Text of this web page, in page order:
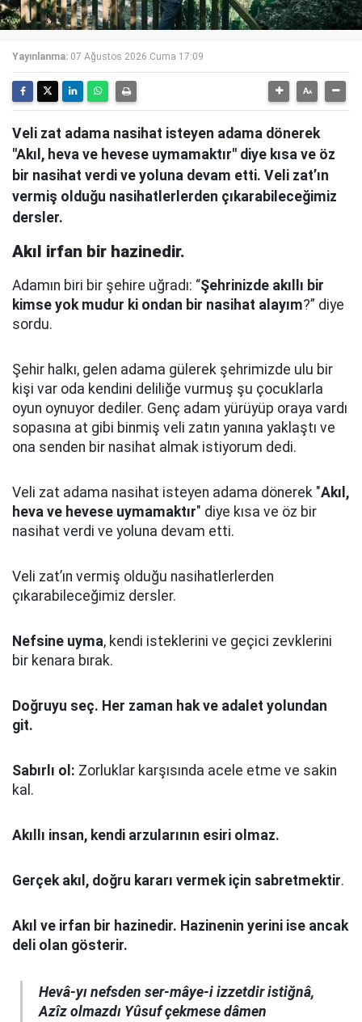
Yayınlanma: 07 Ağustos 2026 Cuma 17:09
Veli zat adama nasihat isteyen adama dönerek
"Akıl, heva ve hevese uymamaktır" diye kısa ve öz
bir nasihat verdi ve yoluna devam etti. Veli zat’ın
vermiş olduğu nasihatlerlerden çıkarabileceğimiz
dersler.
Akıl irfan bir hazinedir.
Adamın biri bir şehire uğradı: “Şehrinizde akıllı bir
kimse yok mudur ki ondan bir nasihat alayım?” diye
sordu.
Şehir halkı, gelen adama gülerek şehrimizde ulu bir
kişi var oda kendini deliliğe vurmuş şu çocuklarla
oyun oynuyor dediler. Genç adam yürüyüp oraya vardı
sopasına at gibi binmiş veli zatın yanına yaklaştı ve
ona senden bir nasihat almak istiyorum dedi.
Veli zat adama nasihat isteyen adama dönerek "Akıl,
heva ve hevese uymamaktır" diye kısa ve öz bir
nasihat verdi ve yoluna devam etti.
Veli zat’ın vermiş olduğu nasihatlerlerden
çıkarabileceğimiz dersler.
Nefsine uyma, kendi isteklerini ve geçici zevklerini
bir kenara bırak.
Doğruyu seç. Her zaman hak ve adalet yolundan
git.
Sabırlı ol: Zorluklar karşısında acele etme ve sakin
kal.
Akıllı insan, kendi arzularının esiri olmaz.
Gerçek akıl, doğru kararı vermek için sabretmektir.
Akıl ve irfan bir hazinedir. Hazinenin yerini ise ancak
deli olan gösterir.
Hevâ-yı nefsden ser-mâye-i izzetdir istiğnâ,
Azîz olmazdı Yûsuf çekmese dâmen